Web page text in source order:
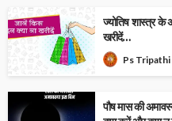
ज्योतिष शास्त्र के
खरीदें…
Ps Tripathi
पौष मास की